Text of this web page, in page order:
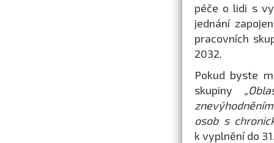
péče o lidi s
jednání
pracovních
2032.
Pokud byste
skupiny
osob s
k vyplnění do